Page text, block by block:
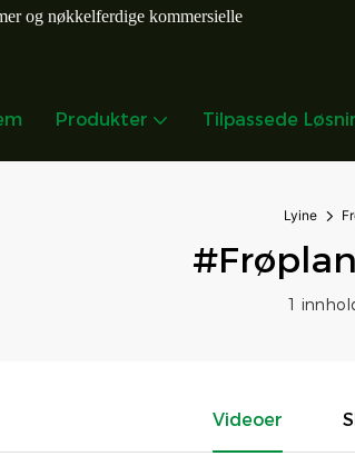
og nøkkelferdige kommersielle
Produkter Tilpassede
Lyine
1
Videoer